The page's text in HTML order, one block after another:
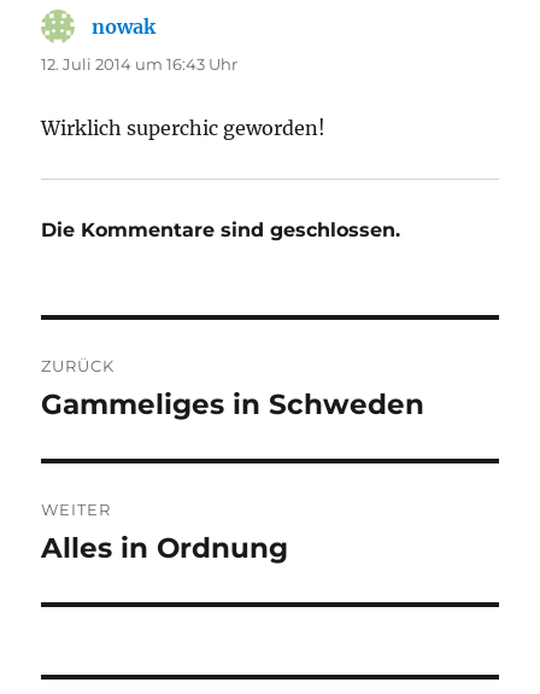
nowaksagt:
12. Juli 2014 um 16:43 Uhr
Wirklich superchic geworden!
Die Kommentare sind geschlossen.
ZURÜCK
Vorheriger
Gammeliges in Schweden
WEITER
Nächster
Alles in Ordnung